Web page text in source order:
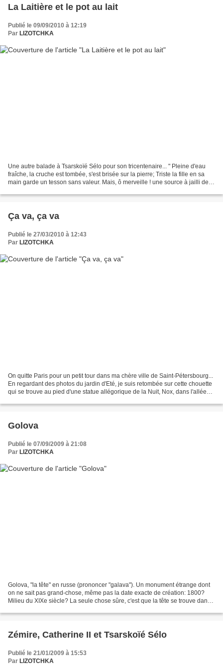
La Laitière et le pot au lait
Publié le 09/09/2010 à 12:19
Par LIZOTCHKA
Une autre balade à Tsarskoïé Sélo pour son tricentenaire... " Pleine d'eau
fraîche, la cruche est tombée, s'est brisée sur la pierre; Triste la fille en sa
main garde un tesson sans valeur. Mais, ô merveille ! une source à jailli de la
Ça va, ça va
Publié le 27/03/2010 à 12:43
Par LIZOTCHKA
On quitte Paris pour un petit tour dans ma chère ville de Saint-Pétersbourg...
En regardant des photos du jardin d'Eté, je suis retombée sur cette chouette
qui se trouve au pied d'une statue allégorique de la Nuit, Nox, dans l'allée
Golova
Publié le 07/09/2009 à 21:08
Par LIZOTCHKA
Golova, "la tête" en russe (prononcer "galava"). Un monument étrange dont
on ne sait pas grand-chose, même pas la date exacte de création: 1800?
Milieu du XIXe siècle? La seule chose sûre, c'est que la tête se trouve dans
Zémire, Catherine II et Tsarskoïé Sélo
Publié le 21/01/2009 à 15:53
Par LIZOTCHKA